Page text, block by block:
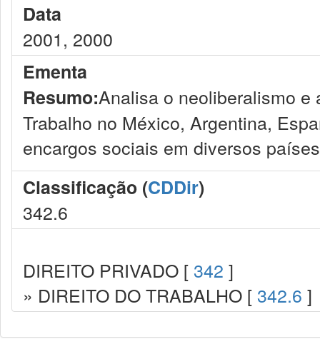
Data
2001, 2000
Ementa
Resumo:Analisa o neoliberalismo
Trabalho no México, Argentina,
encargos sociais em diversos
Classificação (CDDir)
342.6
DIREITO PRIVADO [ 342 ]
» DIREITO DO TRABALHO [ 342.6 ]